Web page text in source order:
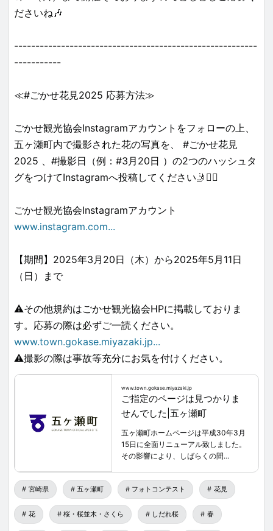
ださいね🎶
---------------------------------------------------------
-----------
≪#ごかせ花見2025 応募方法≫
ごかせ観光協会Instagramアカウントをフォローの上、
五ヶ瀬町内で撮影された花の写真を、 #ごかせ花見
2025 、#撮影日（例：#3月20日 ）の2つのハッシュタ
グをつけてInstagramへ投稿してください🤳❤️‍🔥
ごかせ観光協会Instagramアカウント
www.instagram.com...
【期間】2025年3月20日（木）から2025年5月11日
（日）まで
⚠️その他規約はごかせ観光協会HPに掲載しておりま
す。応募の際は必ずご一読ください。
www.town.gokase.miyazaki.jp...
⚠️撮影の際は事故等充分にお気を付けください。
www.town.gokase.miyazaki.jp
ご指定のページは見つかりま
せんでした|五ヶ瀬町
五ヶ瀬町ホームページは平成30年3月
15日に全面リニューアル致しました。
その影響により、しばらくの間
検索した場合、リニューアル前のペー
ジが検索され、お探しのページが見つ
ージが反映されるまで、大変ご迷惑を
おかけしますが、しばらくの間お待ち
宮崎県 五ヶ瀬町 フォトコンテスト 花見
花 桜・桜並木・さくら しだれ桜 春